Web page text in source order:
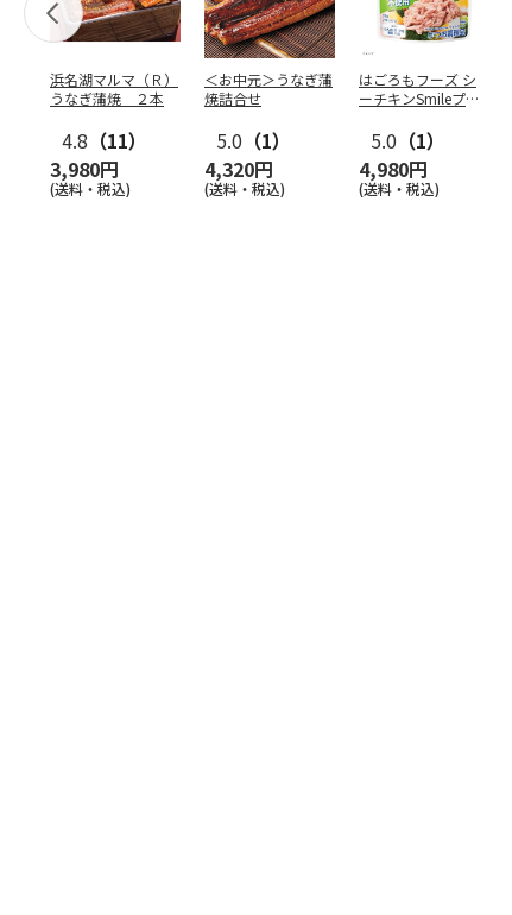
浜名湖マルマ（Ｒ）
うなぎ蒲焼 ２本
4.8 （11）
3,980円
(送料・税込)
＜お中元＞うなぎ蒲
焼詰合せ
5.0 （1）
4,320円
(送料・税込)
はごろもフーズ シ
ーチキンSmileプチ
5.0 （1）
4,980円
(送料・税込)